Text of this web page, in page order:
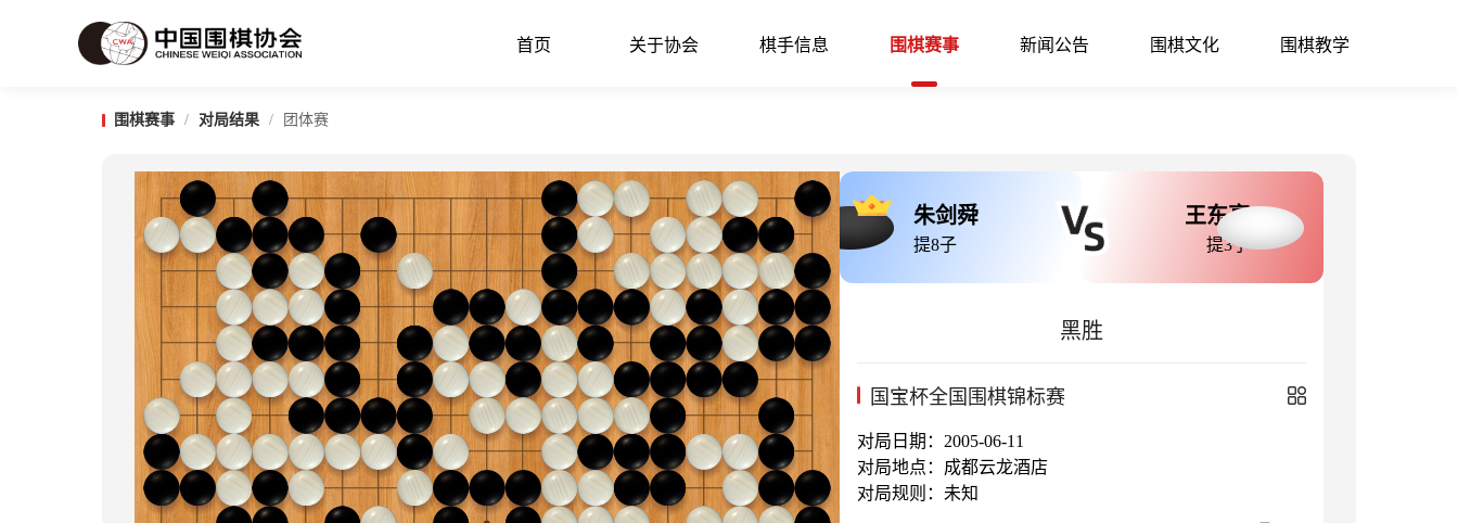
首页 关于协会 棋手信息 围棋赛事 新闻公告 围棋文化 围棋教学
围棋赛事 / 对局结果 / 团体赛
朱剑舜
提8子
王东亮
提3子
黑胜
国宝杯全国围棋锦标赛
对局日期：2005-06-11
对局地点：成都云龙酒店
对局规则：未知